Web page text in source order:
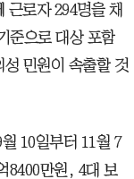
근로자 294명을 채
준으로 대상 포함
민원이 속출할 것
10일부터 11월 7
8400만원, 4대 보